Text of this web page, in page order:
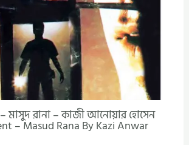
মাসুদ রানা – কাজী আনোয়ার হোসেন
– Masud Rana By Kazi Anwar